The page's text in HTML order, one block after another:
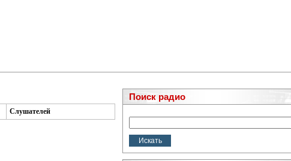
Слушателей
Поиск радио